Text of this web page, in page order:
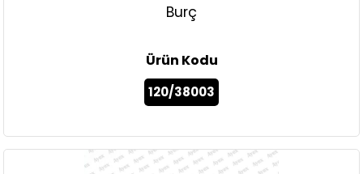
Burç
Ürün Kodu
120/38003